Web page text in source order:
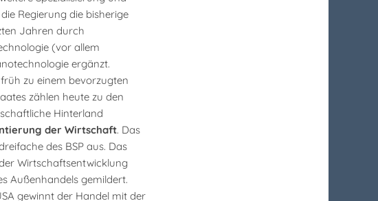
Regierung die bisherige
Jahren durch
(vor allem
ergänzt.
zu einem bevorzugten
zählen heute zu den
Hinterland
der Wirtschaft. Das
des BSP aus. Das
Wirtschaftsentwicklung
Außenhandels gemildert.
gewinnt der Handel mit der